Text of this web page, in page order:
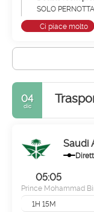
SOLO
Ci piace molto
04
dic
Saudi
05:05
Prince Mohammad
1H 15M